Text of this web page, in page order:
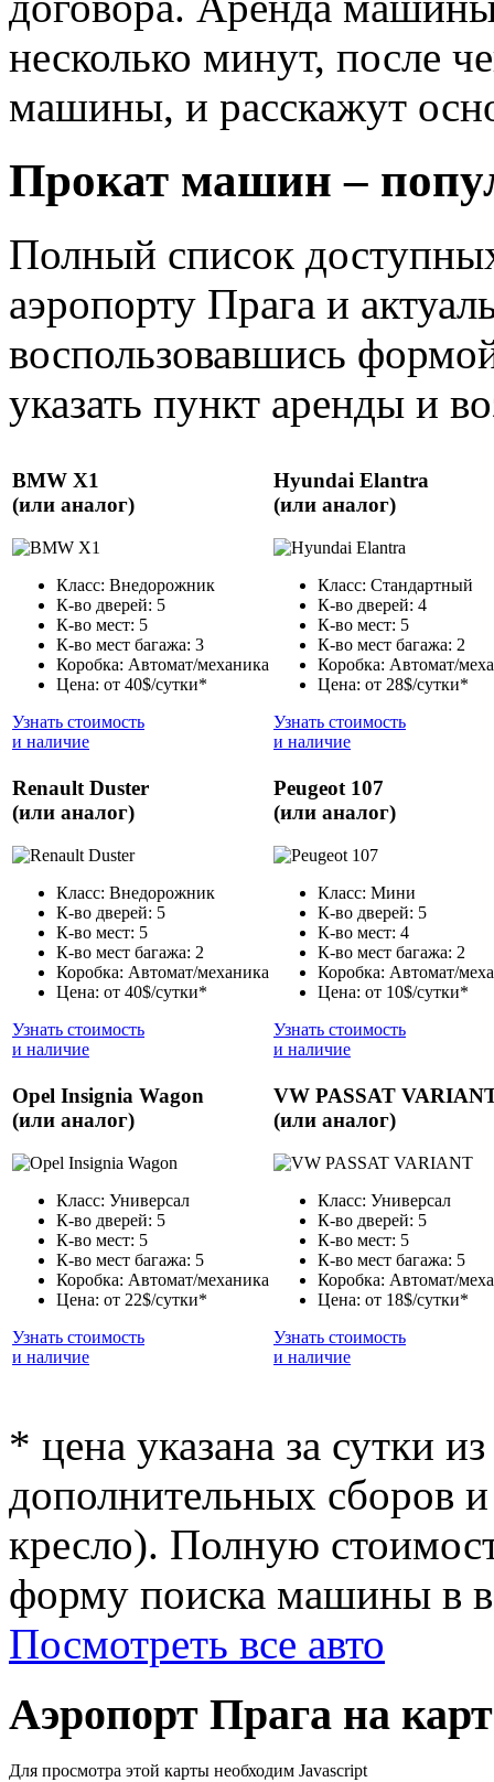
несколько минут, после
машины, и расскажут
Прокат машин –
Полный список
аэропорту Прага и
воспользовавшись
указать пункт аренды и
BMW X1
(или аналог)
Класс: Внедорожник
К-во дверей: 5
К-во мест: 5
К-во мест багажа: 3
Коробка: Автомат/механика
Цена: от 40$/сутки*
Узнать стоимость
и наличие
Hyundai Elantra
(или аналог)
Класс: Стандартный
К-во дверей: 4
К-во мест: 5
К-во мест багажа: 2
Коробка: Автомат/
Цена: от 28$/сутки*
Узнать стоимость
и наличие
Renault Duster
(или аналог)
Класс: Внедорожник
К-во дверей: 5
К-во мест: 5
К-во мест багажа: 2
Коробка: Автомат/механика
Цена: от 40$/сутки*
Узнать стоимость
и наличие
Peugeot 107
(или аналог)
Класс: Мини
К-во дверей: 5
К-во мест: 4
К-во мест багажа: 2
Коробка: Автомат/
Цена: от 10$/сутки*
Узнать стоимость
и наличие
Opel Insignia Wagon
(или аналог)
Класс: Универсал
К-во дверей: 5
К-во мест: 5
К-во мест багажа: 5
Коробка: Автомат/механика
Цена: от 22$/сутки*
Узнать стоимость
и наличие
VW PASSAT
(или аналог)
Класс: Универсал
К-во дверей: 5
К-во мест: 5
К-во мест багажа: 5
Коробка: Автомат/
Цена: от 18$/сутки*
Узнать стоимость
и наличие
* цена указана за сутки
дополнительных сборов
кресло). Полную
форму поиска машины в
Посмотреть все авто
Аэропорт Прага на
Для просмотра этой карты необходим Javascript